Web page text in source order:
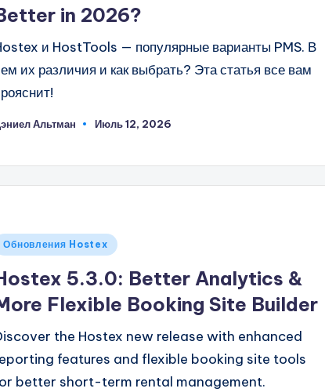
in 2026?
и HostTools — популярные варианты PMS. В
их различия и как выбрать? Эта статья все вам
Альтман Июль 12, 2026
Обновления Hostex
5.3.0: Better Analytics &
Flexible Booking Site Builder
the Hostex new release with enhanced
features and flexible booking site tools
better short-term rental management.